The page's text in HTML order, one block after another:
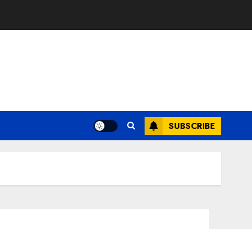
SUBSCRIBE